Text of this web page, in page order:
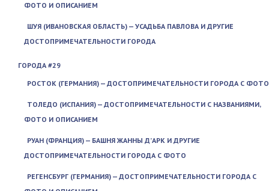
ФОТО И ОПИСАНИЕМ
ШУЯ (ИВАНОВСКАЯ ОБЛАСТЬ) — УСАДЬБА ПАВЛОВА И ДРУГИЕ
ДОСТОПРИМЕЧАТЕЛЬНОСТИ ГОРОДА
ГОРОДА #29
РОСТОК (ГЕРМАНИЯ) — ДОСТОПРИМЕЧАТЕЛЬНОСТИ ГОРОДА С ФОТО
ТОЛЕДО (ИСПАНИЯ) — ДОСТОПРИМЕЧАТЕЛЬНОСТИ С НАЗВАНИЯМИ,
ФОТО И ОПИСАНИЕМ
РУАН (ФРАНЦИЯ) — БАШНЯ ЖАННЫ Д’АРК И ДРУГИЕ
ДОСТОПРИМЕЧАТЕЛЬНОСТИ ГОРОДА С ФОТО
РЕГЕНСБУРГ (ГЕРМАНИЯ) — ДОСТОПРИМЕЧАТЕЛЬНОСТИ ГОРОДА С